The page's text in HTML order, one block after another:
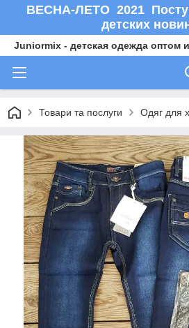
ВЕСНА-ЛЕТО 2021
детских
Juniormix - детская одежда оптом
Товари та послуги Одяг для